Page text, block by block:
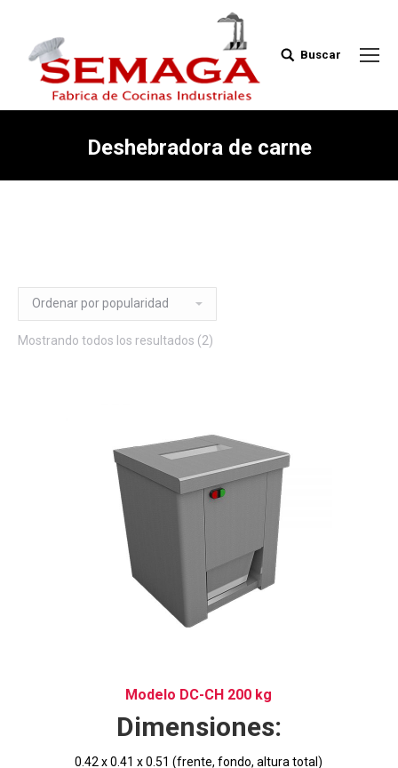
Buscar:
Buscar
Deshebradora de carne
Mostrando todos los resultados (2)
Modelo DC-CH 200 kg
Dimensiones:
0.42 x 0.41 x 0.51 (frente, fondo, altura total)